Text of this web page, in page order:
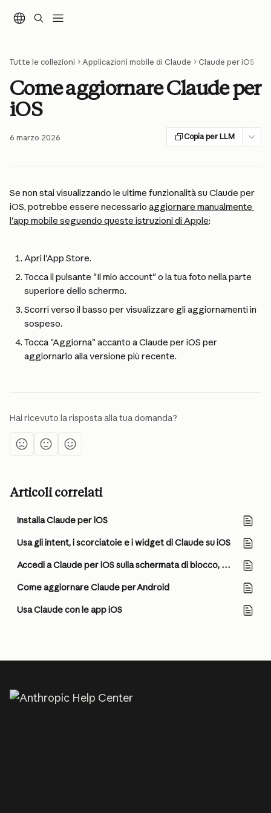
Tutte le collezioni Applicazioni mobile di Claude Claude per iOS
Come aggiornare Claude per
iOS
6 marzo 2026 Copia per LLM
Se non stai visualizzando le ultime funzionalità su Claude per
iOS, potrebbe essere necessario aggiornare manualmente
l'app mobile seguendo queste istruzioni di Apple:
Apri l'App Store.
Tocca il pulsante "Il mio account" o la tua foto nella parte
superiore dello schermo.
Scorri verso il basso per visualizzare gli aggiornamenti in
sospeso.
Tocca "Aggiorna" accanto a Claude per iOS per
aggiornarlo alla versione più recente.
Hai ricevuto la risposta alla tua domanda?
Articoli correlati
Installa Claude per iOS
Usa gli intent, i scorciatoie e i widget di Claude su iOS
Accedi a Claude per iOS sulla schermata di blocco, Centro di controllo e pulsante Azione
Come aggiornare Claude per Android
Usa Claude con le app iOS